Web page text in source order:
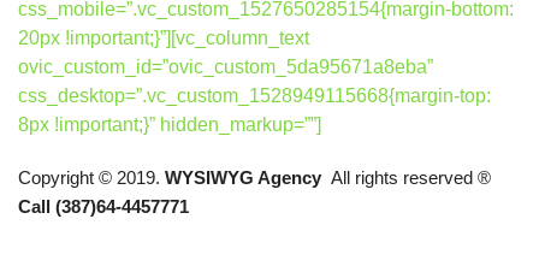
css_mobile=”.vc_custom_1527650285154{margin-bottom:
20px !important;}”][vc_column_text
ovic_custom_id=”ovic_custom_5da95671a8eba”
css_desktop=”.vc_custom_1528949115668{margin-top:
8px !important;}” hidden_markup=””]
Copyright © 2019. WYSIWYG Agency All rights reserved ®
Call (387)64-4457771